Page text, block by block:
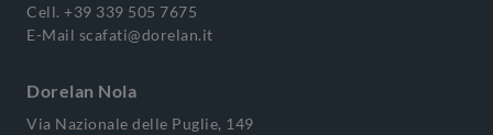
Cell. +39 339 505 7675
E-Mail scafati@dorelan.it
Dorelan Nola
Via Nazionale delle Puglie, 149